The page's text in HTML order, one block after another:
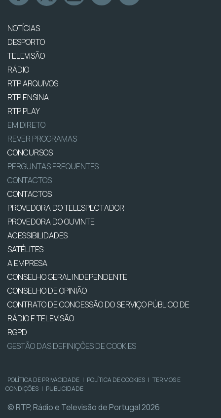
NOTÍCIAS
DESPORTO
TELEVISÃO
RÁDIO
RTP ARQUIVOS
RTP ENSINA
RTP PLAY
EM DIRETO
REVER PROGRAMAS
CONCURSOS
PERGUNTAS FREQUENTES
CONTACTOS
CONTACTOS
PROVEDORA DO TELESPECTADOR
PROVEDORA DO OUVINTE
ACESSIBILIDADES
SATÉLITES
A EMPRESA
CONSELHO GERAL INDEPENDENTE
CONSELHO DE OPINIÃO
CONTRATO DE CONCESSÃO DO SERVIÇO PÚBLICO DE
RÁDIO E TELEVISÃO
RGPD
GESTÃO DAS DEFINIÇÕES DE COOKIES
POLÍTICA DE PRIVACIDADE | POLÍTICA DE COOKIES | TERMOS E
CONDIÇÕES | PUBLICIDADE
© RTP, Rádio e Televisão de Portugal 2026